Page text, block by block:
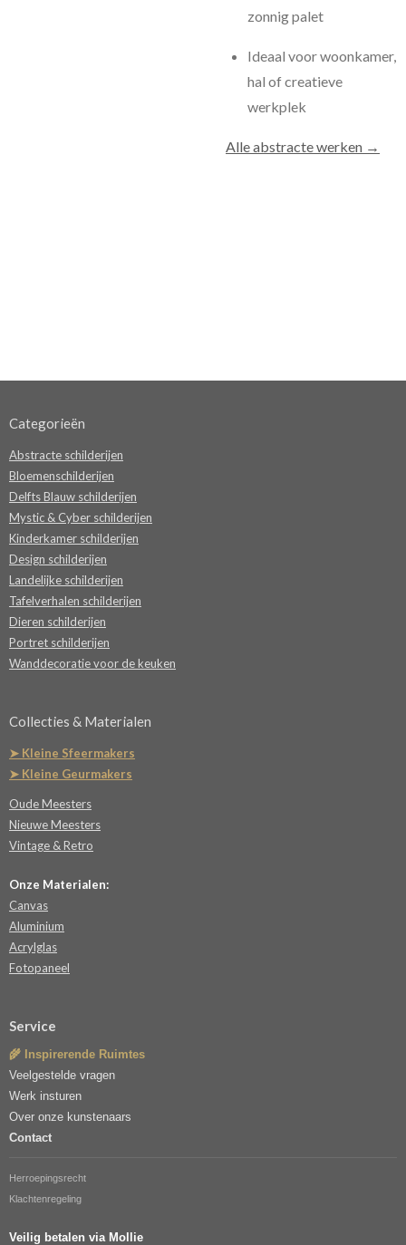
zonnig palet
Ideaal voor woonkamer,
hal of creatieve
werkplek
Alle abstracte werken →
Categorieën
Abstracte schilderijen
Bloemenschilderijen
Delfts Blauw schilderijen
Mystic & Cyber schilderijen
Kinderkamer schilderijen
Design schilderijen
Landelijke schilderijen
Tafelverhalen schilderijen
Dieren schilderijen
Portret schilderijen
Wanddecoratie voor de keuken
Collecties & Materialen
➤ Kleine Sfeermakers
➤ Kleine Geurmakers
Oude Meesters
Nieuwe Meesters
Vintage & Retro
Onze Materialen:
Canvas
Aluminium
Acrylglas
Fotopaneel
Service
🌾 Inspirerende Ruimtes
Veelgestelde vragen
Werk insturen
Over onze kunstenaars
Contact
Herroepingsrecht
Klachtenregeling
Veilig betalen via Mollie